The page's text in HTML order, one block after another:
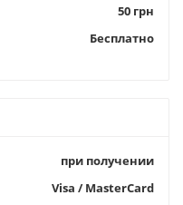
50 грн
Бесплатно
при получении
Visa / MasterCard